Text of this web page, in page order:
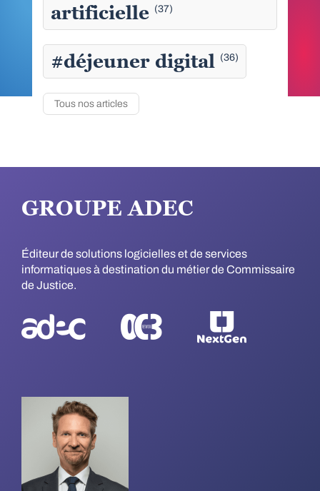
artificielle (37)
#déjeuner digital (36)
Tous nos articles
GROUPE ADEC
Éditeur de solutions logicielles et de services
informatiques à destination du métier de Commissaire
de Justice.